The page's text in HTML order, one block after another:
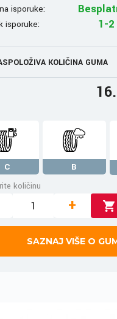
isporuke:
isporuke: 1-
KOLIČINA GUMA
C B
količinu
+
SAZNAJ VIŠE O